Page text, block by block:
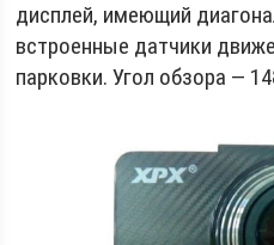
дисплей, имеющий
встроенные датчики
парковки. Угол обзора —